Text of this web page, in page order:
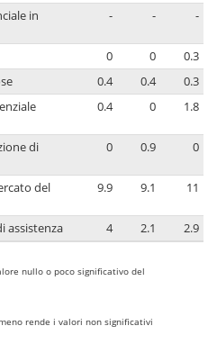
in
- - -
0 0
0.3
0.4 0.4
0.3
0.4 0 1.8
di
0 0.9 0
del
9.9 9.1 11
assistenza 4 2.1 2.9
nullo o poco significativo del
rende i valori non significativi